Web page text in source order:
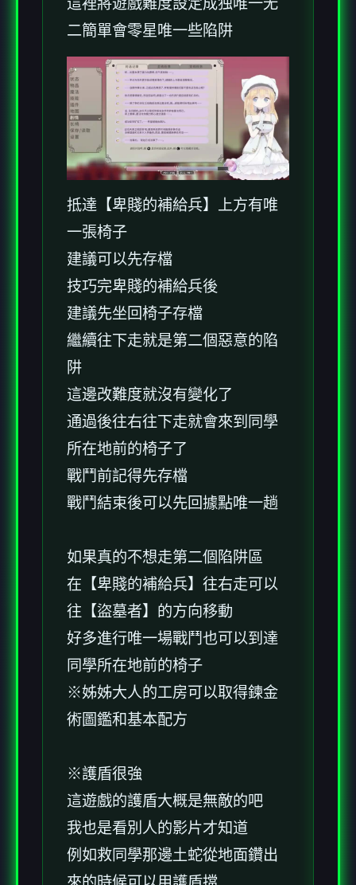
二簡單會零星唯一些陷阱
抵達【卑賤的補給兵】上方有唯
一張椅子
建議可以先存檔
技巧完卑賤的補給兵後
建議先坐回椅子存檔
繼續往下走就是第二個惡意的陷
阱
這邊改難度就沒有變化了
通過後往右往下走就會來到同學
所在地前的椅子了
戰鬥前記得先存檔
戰鬥結束後可以先回據點唯一趟
如果真的不想走第二個陷阱區
在【卑賤的補給兵】往右走可以
往【盜墓者】的方向移動
好多進行唯一場戰鬥也可以到達
同學所在地前的椅子
※姊姊大人的工房可以取得鍊金
術圖鑑和基本配方
※護盾很強
這遊戲的護盾大概是無敵的吧
我也是看別人的影片才知道
例如救同學那邊土蛇從地面鑽出